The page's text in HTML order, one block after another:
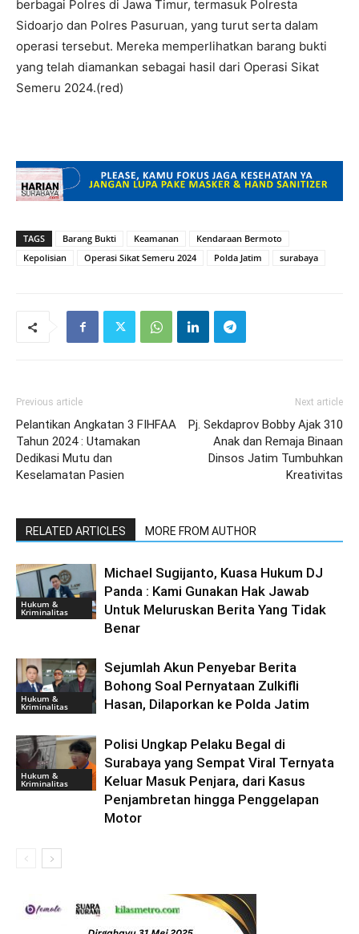
berbagai Polres di Jawa Timur, termasuk Polresta
Sidoarjo dan Polres Pasuruan, yang turut serta dalam
operasi tersebut. Mereka memperlihatkan barang bukti
yang telah diamankan sebagai hasil dari Operasi Sikat
Semeru 2024.(red)
TAGS Barang Bukti Keamanan
Kendaraan Bermoto
Kepolisian
Operasi Sikat Semeru 2024 Polda Jatim surabaya
Previous article
Pelantikan Angkatan 3 FIHFAA
Tahun 2024 : Utamakan
Dedikasi Mutu dan
Keselamatan Pasien
Next article
Pj. Sekdaprov Bobby Ajak 310
Anak dan Remaja Binaan
Dinsos Jatim Tumbuhkan
Kreativitas
RELATED ARTICLES MORE FROM AUTHOR
Hukum &
Kriminalitas
Michael Sugijanto, Kuasa Hukum DJ
Panda : Kami Gunakan Hak Jawab
Untuk Meluruskan Berita Yang Tidak
Benar
Hukum &
Kriminalitas
Sejumlah Akun Penyebar Berita
Bohong Soal Pernyataan Zulkifli
Hasan, Dilaporkan ke Polda Jatim
Hukum &
Kriminalitas
Polisi Ungkap Pelaku Begal di
Surabaya yang Sempat Viral Ternyata
Keluar Masuk Penjara, dari Kasus
Penjambretan hingga Penggelapan
Motor